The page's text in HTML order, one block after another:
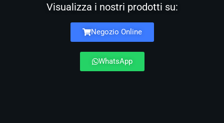
Visualizza i nostri prodotti su:
Negozio Online
WhatsApp